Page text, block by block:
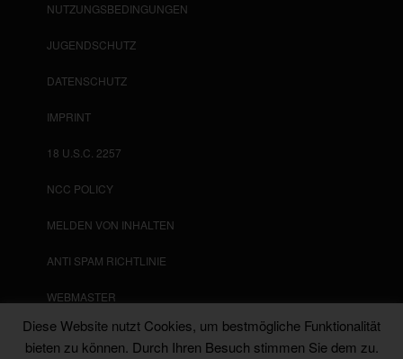
NUTZUNGSBEDINGUNGEN
JUGENDSCHUTZ
DATENSCHUTZ
IMPRINT
18 U.S.C. 2257
NCC POLICY
MELDEN VON INHALTEN
ANTI SPAM RICHTLINIE
WEBMASTER
SKLAVENPRANGER
Diese Website nutzt Cookies, um bestmögliche Funktionalität
bieten zu können. Durch Ihren Besuch stimmen Sie dem zu.
Messenger